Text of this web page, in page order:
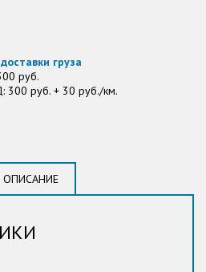
груза
руб.
300 руб. + 30 руб./км.
ОПИСАНИЕ